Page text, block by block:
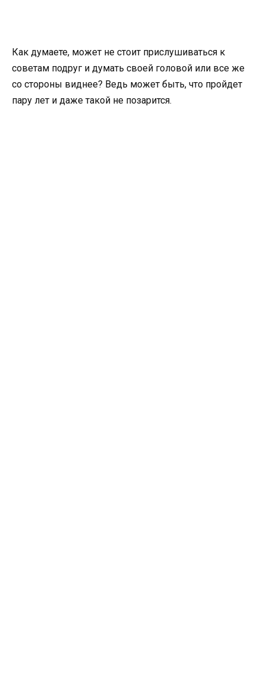
Как думаете, может не стоит прислушиваться к
советам подруг и думать своей головой или все же
со стороны виднее? Ведь может быть, что пройдет
пару лет и даже такой не позарится.